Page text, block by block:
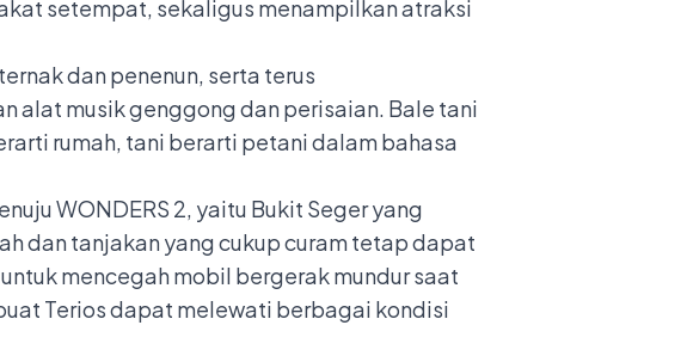
setempat, sekaligus menampilkan atraksi
dan penenun, serta terus
alat musik genggong dan perisaian. Bale tani
rumah, tani berarti petani dalam bahasa
WONDERS 2, yaitu Bukit Seger yang
dan tanjakan yang cukup curam tetap dapat
mencegah mobil bergerak mundur saat
Terios dapat melewati berbagai kondisi